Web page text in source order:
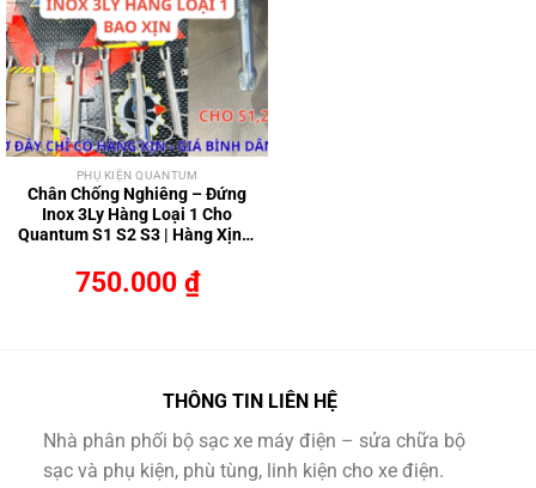
PHỤ KIỆN QUANTUM
Chân Chống Nghiêng – Đứng
Inox 3Ly Hàng Loại 1 Cho
Quantum S1 S2 S3 | Hàng Xịn –
750.000 ₫
THÔNG TIN LIÊN HỆ
Nhà phân phối bộ sạc xe máy điện – sửa chữa bộ
sạc và phụ kiện, phù tùng, linh kiện cho xe điện.